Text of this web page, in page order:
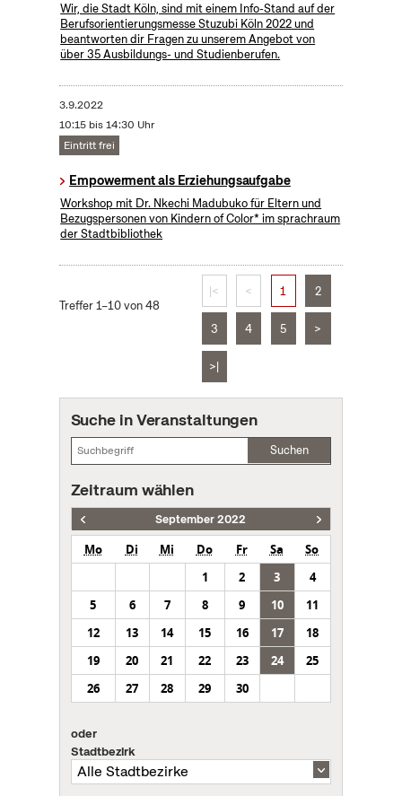
Wir, die Stadt Köln, sind mit einem Info-Stand auf der
Berufsorientierungsmesse Stuzubi Köln 2022 und
beantworten dir Fragen zu unserem Angebot von
über 35 Ausbildungs- und Studienberufen.
3.9.2022
10:15 bis 14:30 Uhr
Eintritt frei
Empowerment als Erziehungsaufgabe
Workshop mit Dr. Nkechi Madubuko für Eltern und
Bezugspersonen von Kindern of Color* im sprachraum
der Stadtbibliothek
Treffer 1–10 von 48
|< < 1 2
3 4 5 >
>|
Suche in Veranstaltungen
Suchen
Zeitraum wählen
September 2022
Mo Di Mi Do Fr Sa
So
1
2 3
4
5
6 7 8 9 10
11
12
13 14 15 16 17
18
19
20 21 22 23 24
25
26
27 28 29 30
oder
Stadtbezirk